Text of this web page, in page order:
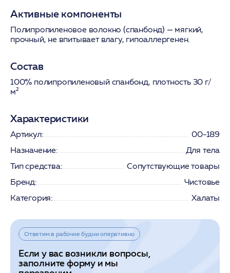
Активные компоненты
Полипропиленовое волокно (спанбонд) — мягкий,
прочный, не впитывает влагу, гипоаллергенен.
Состав
100% полипропиленовый спанбонд, плотность 30 г/
м²
Характеристики
Артикул:
00-189
Назначение:
Для тела
Тип средства:
Сопутствующие товары
Бренд:
Чистовье
Категория:
Халаты
Ответим в рабочие будни оперативно
Если у вас возникли вопросы,
заполните форму и мы